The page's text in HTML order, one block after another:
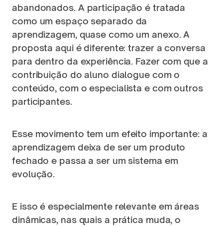
abandonados. A participação é tratada
como um espaço separado da
aprendizagem, quase como um anexo. A
proposta aqui é diferente: trazer a conversa
para dentro da experiência. Fazer com que a
contribuição do aluno dialogue com o
conteúdo, com o especialista e com outros
participantes.
Esse movimento tem um efeito importante: a
aprendizagem deixa de ser um produto
fechado e passa a ser um sistema em
evolução.
E isso é especialmente relevante em áreas
dinâmicas, nas quais a prática muda, o